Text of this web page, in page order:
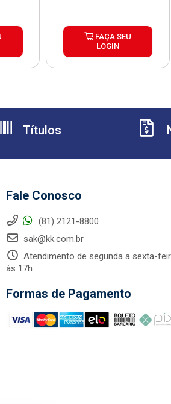
FAÇA SEU
LOGIN
Títulos
Fale Conosco
(81) 2121-8800
sak@kk.com.br
Atendimento de segunda a sexta-
às 17h
Formas de Pagamento